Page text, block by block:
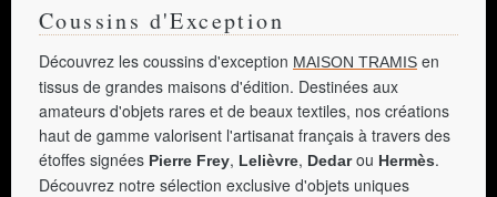
Coussins d'Exception
Découvrez les coussins d'exception MAISON TRAMIS en
tissus de grandes maisons d'édition. Destinées aux
amateurs d'objets rares et de beaux textiles, nos créations
haut de gamme valorisent l'artisanat français à travers des
étoffes signées Pierre Frey, Lelièvre, Dedarou Hermès.
Découvrez notre sélection exclusive d'objets uniques